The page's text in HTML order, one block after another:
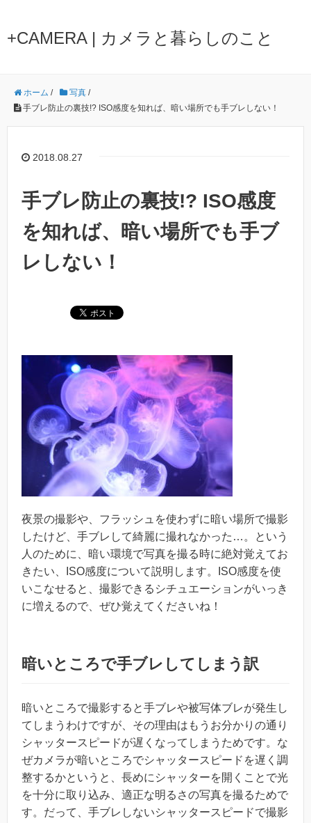
+CAMERA | カメラと暮らしのこと
ホーム / 写真 /
手ブレ防止の裏技!? ISO感度を知れば、暗い場所でも手ブレしない！
2018.08.27
手ブレ防止の裏技!? ISO感度
を知れば、暗い場所でも手ブ
レしない！
夜景の撮影や、フラッシュを使わずに暗い場所で撮影
したけど、手ブレして綺麗に撮れなかった…。という
人のために、暗い環境で写真を撮る時に絶対覚えてお
きたい、ISO感度について説明します。ISO感度を使
いこなせると、撮影できるシチュエーションがいっき
に増えるので、ぜひ覚えてくださいね！
暗いところで手ブレしてしまう訳
暗いところで撮影すると手ブレや被写体ブレが発生し
てしまうわけですが、その理由はもうお分かりの通り
シャッタースピードが遅くなってしまうためです。な
ぜカメラが暗いところでシャッタースピードを遅く調
整するかというと、長めにシャッターを開くことで光
を十分に取り込み、適正な明るさの写真を撮るためで
す。だって、手ブレしないシャッタースピードで撮影